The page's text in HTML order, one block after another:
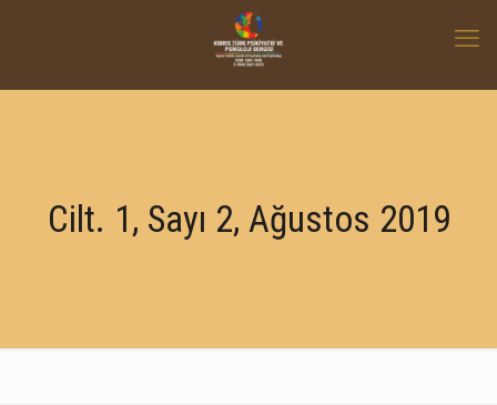
Cilt. 1, Sayı 2, Ağustos 2019